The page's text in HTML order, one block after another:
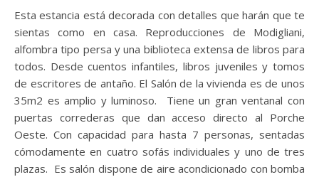
Esta estancia está decorada con detalles que harán que te
sientas como en casa. Reproducciones de Modigliani,
alfombra tipo persa y una biblioteca extensa de libros para
todos. Desde cuentos infantiles, libros juveniles y tomos
de escritores de antaño. El Salón de la vivienda es de unos
35m2 es amplio y luminoso. Tiene un gran ventanal con
puertas correderas que dan acceso directo al Porche
Oeste. Con capacidad para hasta 7 personas, sentadas
cómodamente en cuatro sofás individuales y uno de tres
plazas. Es salón dispone de aire acondicionado con bomba